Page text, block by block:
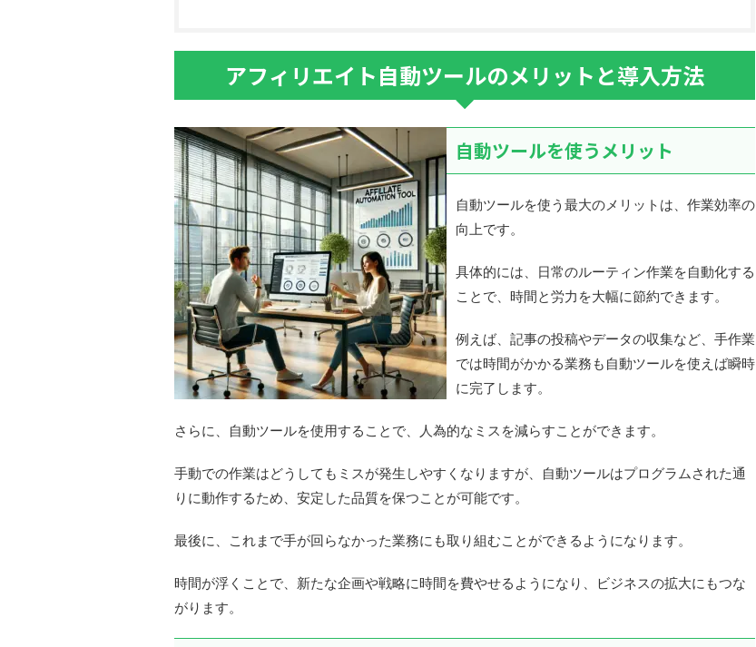
アフィリエイト自動ツールのメリットと導入方法
自動ツールを使うメリット
自動ツールを使う最大のメリットは、作業効率の
向上です。
具体的には、日常のルーティン作業を自動化する
ことで、時間と労力を大幅に節約できます。
例えば、記事の投稿やデータの収集など、手作業
では時間がかかる業務も自動ツールを使えば瞬時
に完了します。
さらに、自動ツールを使用することで、人為的なミスを減らすことができます。
手動での作業はどうしてもミスが発生しやすくなりますが、自動ツールはプログラムされた通
りに動作するため、安定した品質を保つことが可能です。
最後に、これまで手が回らなかった業務にも取り組むことができるようになります。
時間が浮くことで、新たな企画や戦略に時間を費やせるようになり、ビジネスの拡大にもつな
がります。